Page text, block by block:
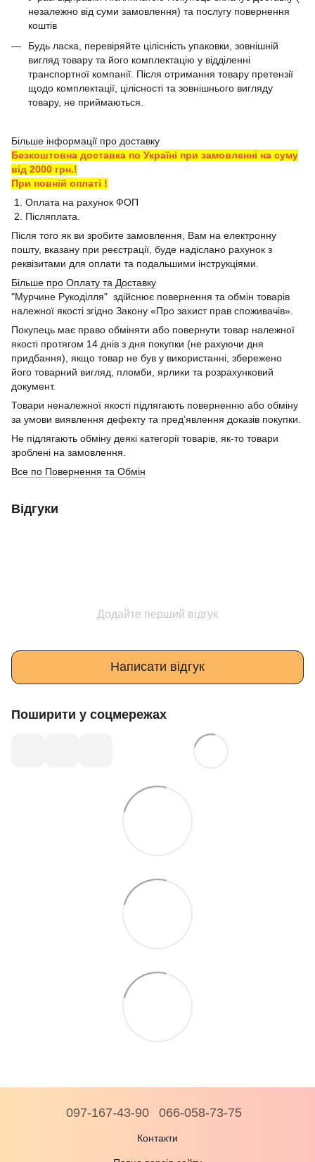
незалежно від суми замовлення) та послугу повернення
коштів
Будь ласка, перевіряйте цілісність упаковки, зовнішній
вигляд товару та його комплектацію у відділенні
транспортної компанії. Після отримання товару претензії
щодо комплектації, цілісності та зовнішнього вигляду
товару, не приймаються.
Більше інформації про доставку
Безкоштовна доставка по Україні при замовленні на суму
від 2000 грн.!
При повній оплаті !
1. Оплата на рахунок ФОП
2. Післяплата.
Після того як ви зробите замовлення, Вам на електронну
пошту, вказану при реєстрації, буде надіслано рахунок з
реквізитами для оплати та подальшими інструкціями.
Більше про Оплату та Доставку
"Мурчине Рукоділля" здійснює повернення та обмін товарів
належної якості згідно Закону «Про захист прав споживачів».
Покупець має право обміняти або повернути товар належної
якості протягом 14 днів з дня покупки (не рахуючи дня
придбання), якщо товар не був у використанні, збережено
його товарний вигляд, пломби, ярлики та розрахунковий
документ.
Товари неналежної якості підлягають поверненню або обміну
за умови виявлення дефекту та пред’явлення доказів покупки.
Не підлягають обміну деякі категорії товарів, як-то товари
зроблені на замовлення.
Все по Повернення та Обмін
Відгуки
Додайте перший відгук
Написати відгук
Поширити у соцмережах
097-167-43-90 066-058-73-75
Контакти